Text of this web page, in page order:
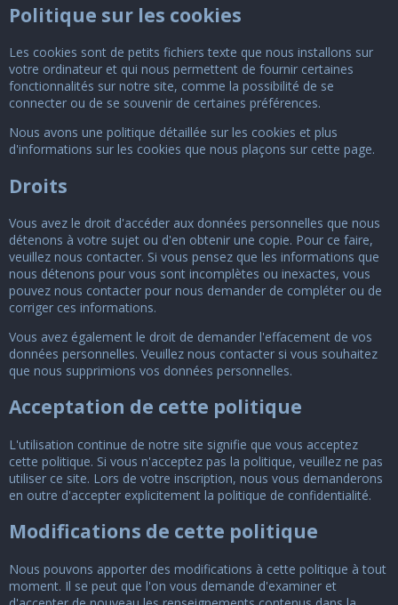
Politique sur les cookies
Les cookies sont de petits fichiers texte que nous installons sur
votre ordinateur et qui nous permettent de fournir certaines
fonctionnalités sur notre site, comme la possibilité de se
connecter ou de se souvenir de certaines préférences.
Nous avons une politique détaillée sur les cookies et plus
d'informations sur les cookies que nous plaçons sur cette page.
Droits
Vous avez le droit d'accéder aux données personnelles que nous
détenons à votre sujet ou d'en obtenir une copie. Pour ce faire,
veuillez nous contacter. Si vous pensez que les informations que
nous détenons pour vous sont incomplètes ou inexactes, vous
pouvez nous contacter pour nous demander de compléter ou de
corriger ces informations.
Vous avez également le droit de demander l'effacement de vos
données personnelles. Veuillez nous contacter si vous souhaitez
que nous supprimions vos données personnelles.
Acceptation de cette politique
L'utilisation continue de notre site signifie que vous acceptez
cette politique. Si vous n'acceptez pas la politique, veuillez ne pas
utiliser ce site. Lors de votre inscription, nous vous demanderons
en outre d'accepter explicitement la politique de confidentialité.
Modifications de cette politique
Nous pouvons apporter des modifications à cette politique à tout
moment. Il se peut que l'on vous demande d'examiner et